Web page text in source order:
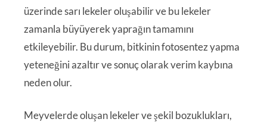
üzerinde sarı lekeler oluşabilir ve bu lekeler
zamanla büyüyerek yaprağın tamamını
etkileyebilir. Bu durum, bitkinin fotosentez yapma
yeteneğini azaltır ve sonuç olarak verim kaybına
neden olur.
Meyvelerde oluşan lekeler ve şekil bozuklukları,